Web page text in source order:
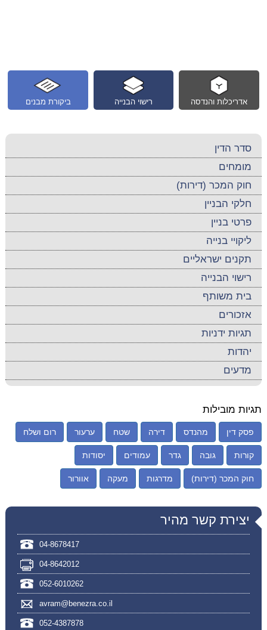
ביקורת מבנים רישוי הבנייה אדריכלות והנדסה
סדר הדין
מומחים
חוק המכר (דירות)
חלקי הבניין
פרטי בניין
ליקויי בנייה
תקנים ישראליים
רישוי הבנייה
בית משותף
אזכורים
תגיות ידניות
יהדות
מדעים
תגיות מובילות
פסק דין מהנדס דירה שטח ערעור רום ושלח
קורות גובה גדר עמודים יסודות
חוק המכר (דירות) מדרגות מעקה אוורור
יצירת קשר מהיר
04-8678417
04-8642012
052-6010262
avram@benezra.co.il
052-4387878